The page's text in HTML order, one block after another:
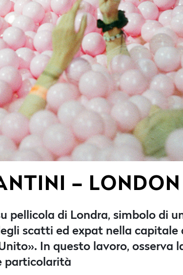
–
pellicola di Londra, simbolo di
scatti ed expat nella capitale
In questo lavoro, osserva
particolarità